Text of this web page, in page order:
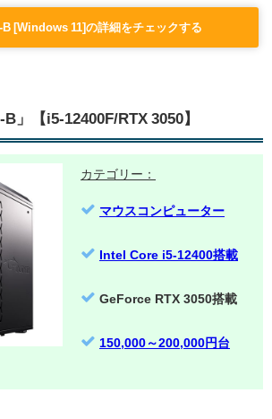
B [Windows 11]の詳細をチェックする
」【i5-12400F/RTX 3050】
カテゴリー：
マウスコンピューター
Intel Core i5-12400搭載
GeForce RTX 3050搭載
150,000～200,000円台